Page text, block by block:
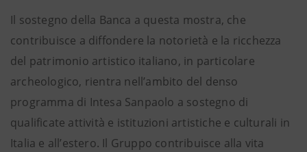
Il sostegno della Banca a questa mostra, che
contribuisce a diffondere la notorietà e la ricchezza
del patrimonio artistico italiano, in particolare
archeologico, rientra nell’ambito del denso
programma di Intesa Sanpaolo a sostegno di
qualificate attività e istituzioni artistiche e culturali in
Italia e all’estero. Il Gruppo contribuisce alla vita